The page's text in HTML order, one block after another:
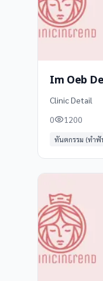
Im Oeb
Clinic Detail
0
1200
ทันตกรรม (ทำ